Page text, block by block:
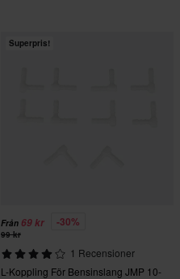
Superpris!
Från 69 kr -30%
99 kr
1 Recensioner
L-Koppling För Bensinslang JMP 10-